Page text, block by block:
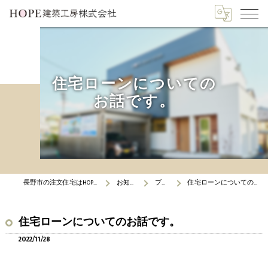
住宅ローンについての
お話です。
長野市の注文住宅はHOPE建築工房 お知らせ ブログ 住宅ローンについてのお話です。
住宅ローンについてのお話です。
2022/11/28